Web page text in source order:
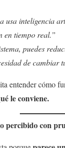
usa inteligencia
en tiempo real.”
puedes
de cambiar
entender cómo
le conviene.
percibido con